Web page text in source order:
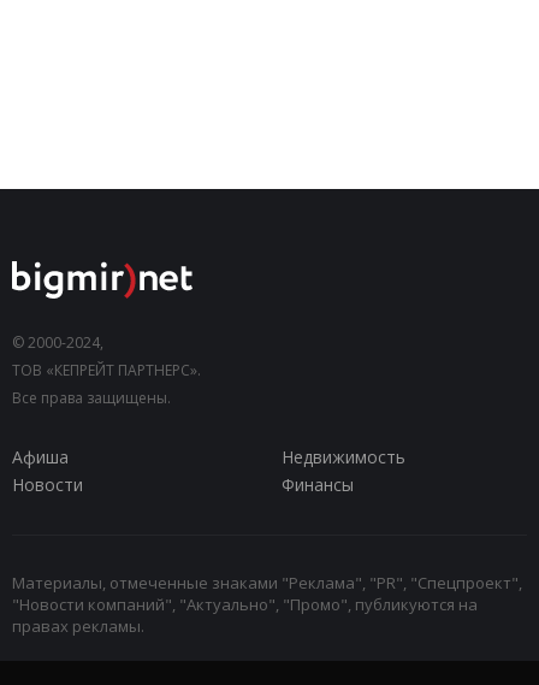
© 2000-2024,
ТОВ «КЕПРЕЙТ ПАРТНЕРС».
Все права защищены.
Афиша
Недвижимость
Новости
Финансы
Материалы, отмеченные знаками "Реклама", "PR", "Спецпроект",
"Новости компаний", "Актуально", "Промо", публикуются на
правах рекламы.